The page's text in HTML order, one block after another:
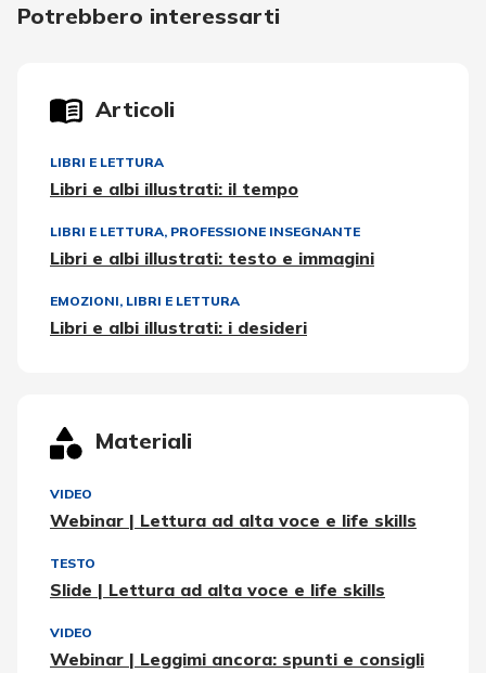
Potrebbero interessarti
Articoli
LIBRI E LETTURA
Libri e albi illustrati: il tempo
LIBRI E LETTURA, PROFESSIONE INSEGNANTE
Libri e albi illustrati: testo e immagini
EMOZIONI, LIBRI E LETTURA
Libri e albi illustrati: i desideri
Materiali
VIDEO
Webinar | Lettura ad alta voce e life skills
TESTO
Slide | Lettura ad alta voce e life skills
VIDEO
Webinar | Leggimi ancora: spunti e consigli